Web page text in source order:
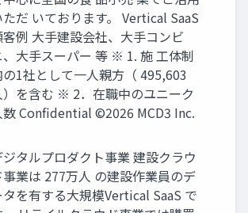
ただ いております。 Vertical SaaS
例 大手建設会社、大手コンビ
、大手スーパー 等 ※ 1. 施 工体制
の1社として一人親方（ 495,603
）を含む ※ 2．在職中のユニーク
数 Confidential ©2026 MCD3 Inc.
ジタルプロダクト事業 建設クラウ
事業は 277万人 の建設作業員のデ
タを有する大規模Vertical SaaS で